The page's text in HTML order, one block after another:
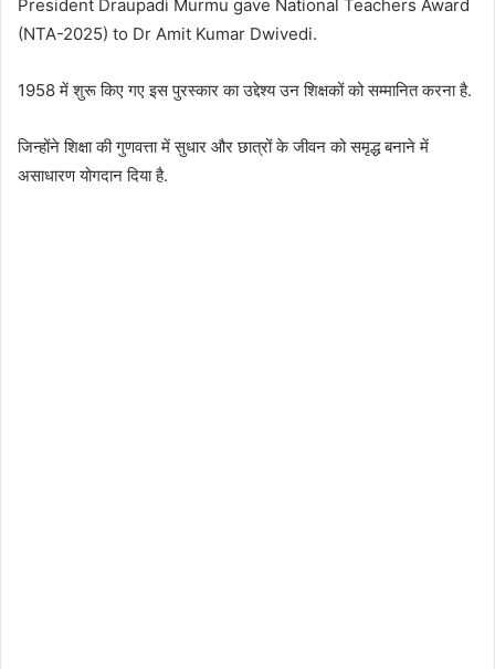
President Draupadi Murmu gave National Teachers Award
(NTA-2025) to Dr Amit Kumar Dwivedi.
1958 में शुरू किए गए इस पुरस्कार का उद्देश्य उन शिक्षकों को सम्मानित करना है.
जिन्होंने शिक्षा की गुणवत्ता में सुधार और छात्रों के जीवन को समृद्ध बनाने में
असाधारण योगदान दिया है.